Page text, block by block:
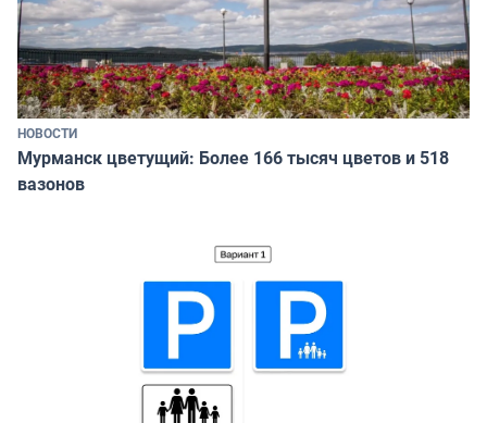
НОВОСТИ
Мурманск цветущий: Более 166 тысяч цветов и 518
вазонов